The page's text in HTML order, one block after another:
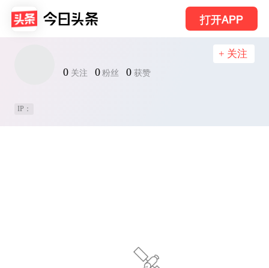
打开APP
0 关注 0 粉丝 0 获赞
+ 关注
IP：